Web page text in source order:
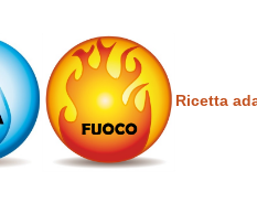
Ricetta